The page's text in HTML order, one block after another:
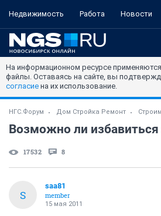
Недвижимость Работа Новости
На информационном ресурсе
файлы. Оставаясь на сайте, вы
согласие на их использование.
НГС.Форум Дом Стройка Ремонт
17532 8
S
saa81
member
15 мая 2011